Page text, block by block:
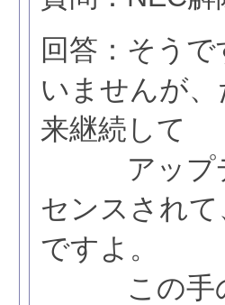
回答：そう
いませんが
来継続して
アップデ
センスされ
ですよ。
この手の